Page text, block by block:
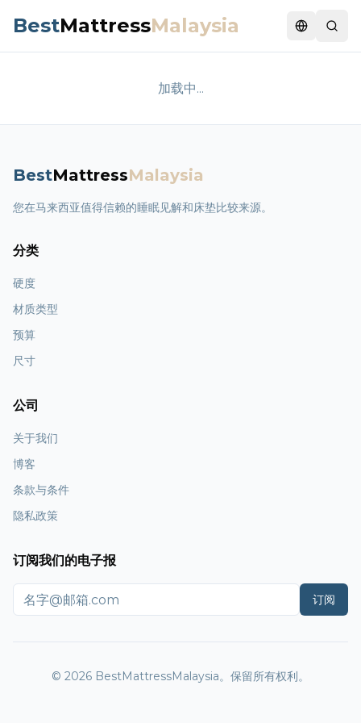
BestMattressMalaysia Switch
加载中...
BestMattressMalaysia
您在马来西亚值得信赖的睡眠见解和床垫比较来源。
分类
硬度
材质类型
预算
尺寸
公司
关于我们
博客
条款与条件
隐私政策
订阅我们的电子报
订阅
© 2026 BestMattressMalaysia。保留所有权利。